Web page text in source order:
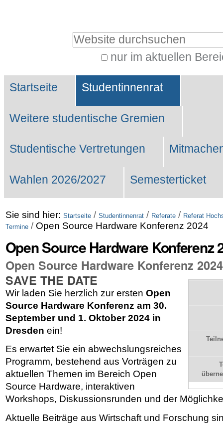
Website durchsuchen
nur im aktuellen
Suche…
Sektionen
Startseite Studentinnenrat
Weitere studentische Gremien
Studentische Vertretungen
Wahlen 2026/2027 Semesterticket
Sie sind hier: Startseite / Studentinnenrat / Referate / Referat
Termine / Open Source Hardware Konferenz 2024
Open Source Hardware Konferenz
Open Source Hardware Konferenz
SAVE THE DATE
Wir laden Sie herzlich zur ersten Open
Source Hardware Konferenz am 30.
September und 1. Oktober 2024 in
Dresden ein!
Es erwartet Sie ein abwechslungsreiches
Programm, bestehend aus Vorträgen zu
aktuellen Themen im Bereich Open
Source Hardware, interaktiven
Workshops, Diskussionsrunden und der
Aktuelle Beiträge aus Wirtschaft und Forschung